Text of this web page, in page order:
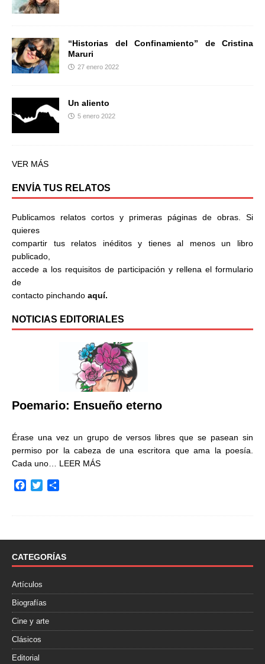
“Historias del Confinamiento” de Cristina
Maruri
27 enero 2022
Un aliento
5 enero 2022
VER MÁS
ENVÍA TUS RELATOS
Publicamos relatos cortos y primeras páginas de obras. Si
quieres
compartir tus relatos inéditos y tienes al menos un libro
publicado,
accede a los requisitos de participación y rellena el formulario
de
contacto pinchando aquí.
NOTICIAS EDITORIALES
Poemario: Ensueño eterno
Érase una vez un grupo de versos libres que se pasean sin
permiso por la cabeza de una escritora que ama la poesía.
Cada uno… LEER MÁS
o
k
r
t
i
CATEGORÍAS
Artículos
Biografías
Cine y arte
Clásicos
Editorial